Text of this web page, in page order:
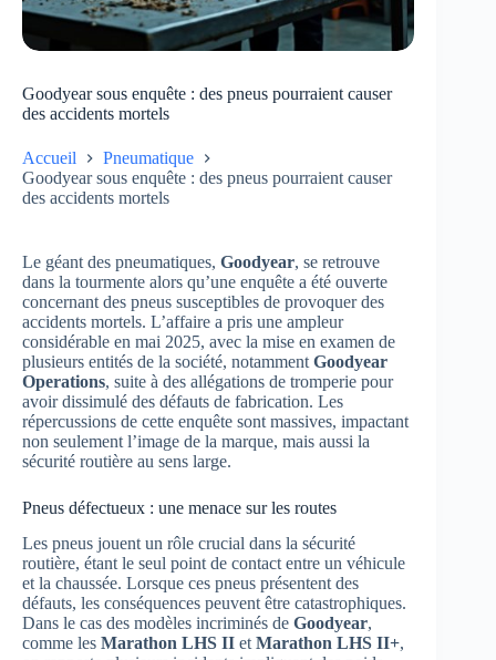
Goodyear sous enquête : des pneus pourraient causer
des accidents mortels
Accueil
Pneumatique
Goodyear sous enquête : des pneus pourraient causer
des accidents mortels
Le géant des pneumatiques, Goodyear, se retrouve
dans la tourmente alors qu’une enquête a été ouverte
concernant des pneus susceptibles de provoquer des
accidents mortels. L’affaire a pris une ampleur
considérable en mai 2025, avec la mise en examen de
plusieurs entités de la société, notamment Goodyear
Operations, suite à des allégations de tromperie pour
avoir dissimulé des défauts de fabrication. Les
répercussions de cette enquête sont massives, impactant
non seulement l’image de la marque, mais aussi la
sécurité routière au sens large.
Pneus défectueux : une menace sur les routes
Les pneus jouent un rôle crucial dans la sécurité
routière, étant le seul point de contact entre un véhicule
et la chaussée. Lorsque ces pneus présentent des
défauts, les conséquences peuvent être catastrophiques.
Dans le cas des modèles incriminés de Goodyear,
comme les Marathon LHS II et Marathon LHS II+,